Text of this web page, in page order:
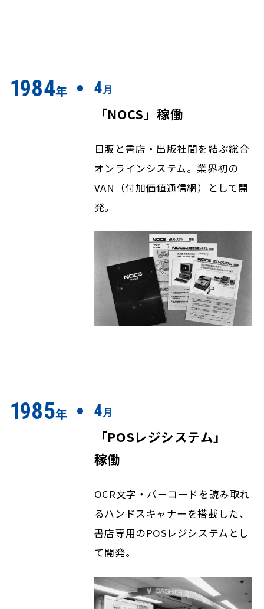
1984年 4月
「NOCS」稼働
日販と書店・出版社間を結ぶ総合
オンラインシステム。業界初の
VAN（付加価値通信網）として開
発。
1985年 4月
「POSレジシステム」
稼働
OCR文字・バーコードを読み取れ
るハンドスキャナーを搭載した、
書店専用のPOSレジシステムとし
て開発。